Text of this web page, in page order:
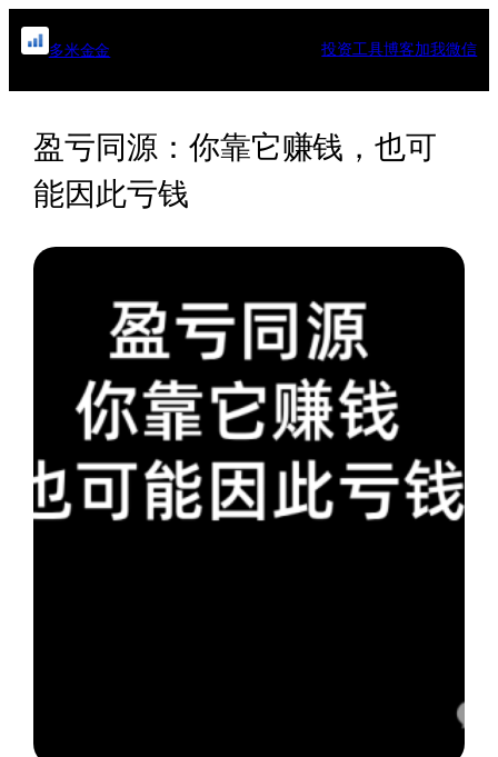
跳
至
多米金金 投资工具博客加我微信
盈亏同源：你靠它赚钱，也可
能因此亏钱